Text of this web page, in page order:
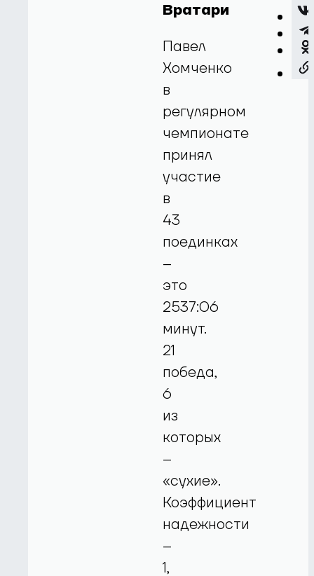
Вратари
Павел
Хомченко
в
регулярном
чемпионате
принял
участие
в
43
поединках
–
это
2537:06
минут.
21
победа,
6
из
которых
–
«сухие».
Коэффициент
надежности
–
1,